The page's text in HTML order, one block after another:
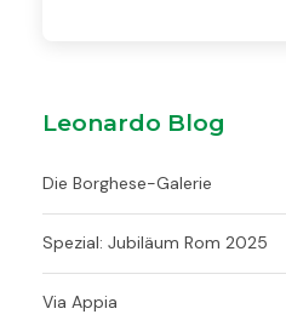
Leonardo Blog
Die Borghese-Galerie
Spezial: Jubiläum Rom 2025
Via Appia